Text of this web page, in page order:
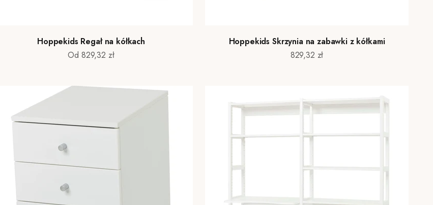
Hoppekids Regał na kółkach
Cena promocyjna
Od 829,32 zł
Hoppekids Skrzynia na zabawki z kółkami
Cena promocyjna
829,32 zł